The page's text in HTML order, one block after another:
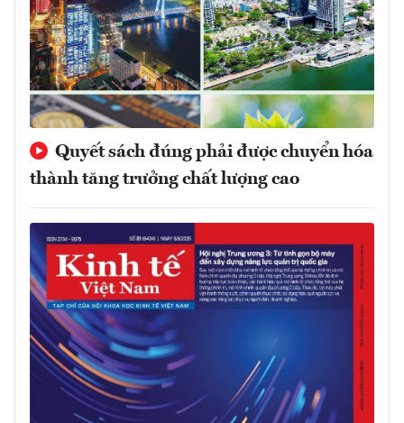
Quyết sách đúng phải được chuyển hóa
thành tăng trưởng chất lượng cao